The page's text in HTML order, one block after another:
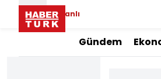
Canlı
Gündem